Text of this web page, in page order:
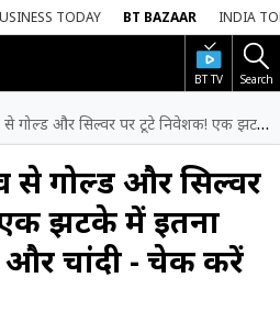
TODAY BT BAZAAR INDIA
BT TV Search
पर टूटे निवेशक! एक झटके में इतना महंगा हुआ सोना और चांदी - चेक करें लेटेस्ट रेट
से गोल्ड और सिल्वर
झटके में इतना
चांदी - चेक करें